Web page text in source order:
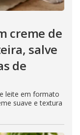
creme de
salve
de
leite em formato
suave e textura